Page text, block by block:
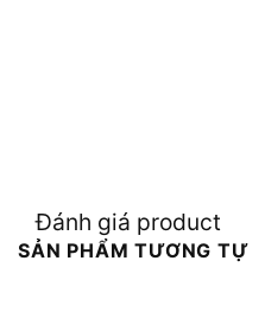
Đánh giá product
SẢN PHẨM TƯƠNG TỰ